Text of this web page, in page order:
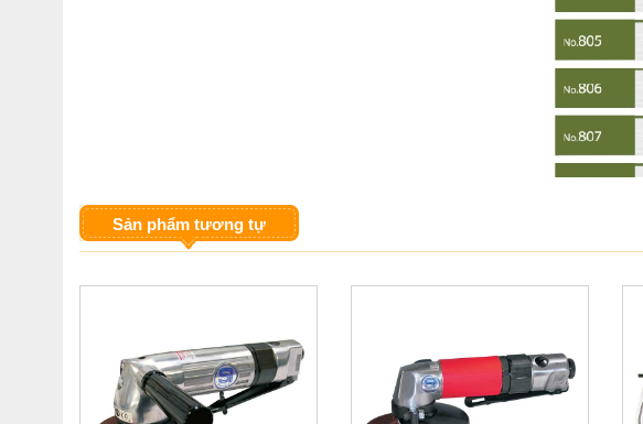
Sản phẩm tương tự